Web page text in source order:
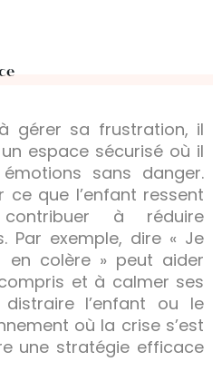
gérer sa frustration, il
espace sécurisé où il
sans danger.
que l’enfant ressent
à réduire
Par exemple, dire « Je
colère » peut aider
et à calmer ses
l’enfant ou le
où la crise s’est
une stratégie efficace